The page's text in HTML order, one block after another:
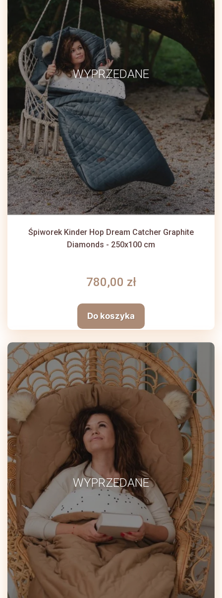
WYPRZEDANE
Śpiworek Kinder Hop Dream Catcher Graphite
Diamonds - 250x100 cm
780,00 zł
Do koszyka
WYPRZEDANE